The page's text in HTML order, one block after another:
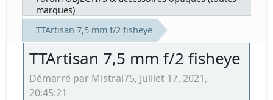
marques)
TTArtisan 7,5 mm f/2 fisheye
TTArtisan 7,5 mm f/2 fisheye
Démarré par Mistral75, Juillet 17, 2021,
20:45:21